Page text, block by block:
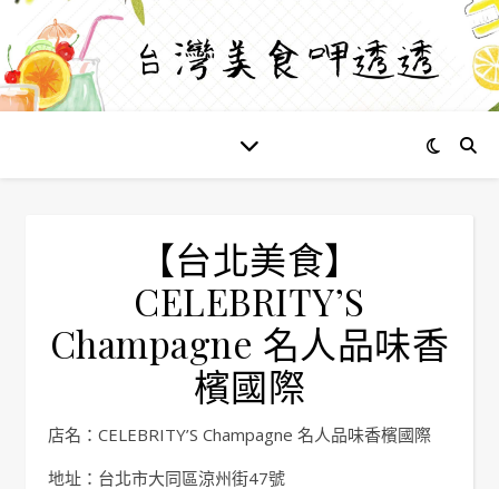
【台北美食】
CELEBRITY’S
Champagne 名人品味香
檳國際
店名：CELEBRITY’S Champagne 名人品味香檳國際
地址：台北市大同區涼州街47號